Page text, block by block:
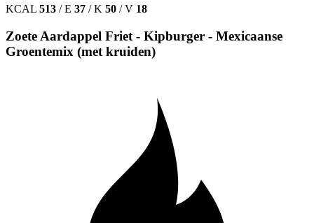
KCAL 513 / E 37 / K 50 / V 18
Zoete Aardappel Friet - Kipburger - Mexicaanse
Groentemix (met kruiden)